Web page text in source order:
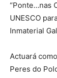
“Ponte…nas
UNESCO
Inmaterial
Actuará
Peres do